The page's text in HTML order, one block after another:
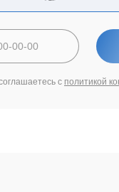
с политикой